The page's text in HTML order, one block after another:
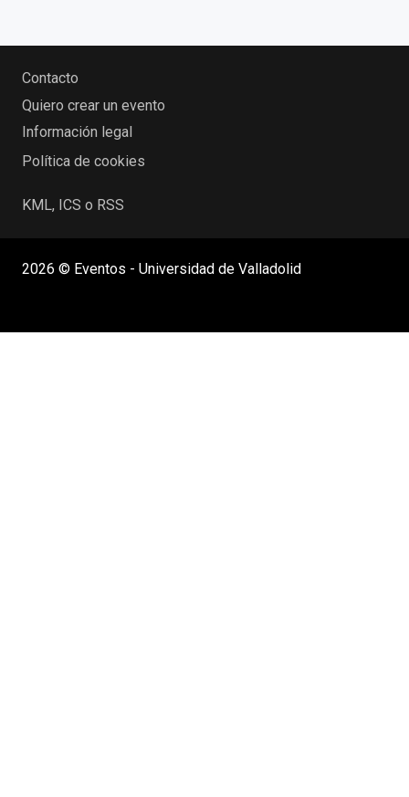
Contacto
Quiero crear un evento
Información legal
Política de cookies
KML, ICS o RSS
2026 © Eventos - Universidad de Valladolid